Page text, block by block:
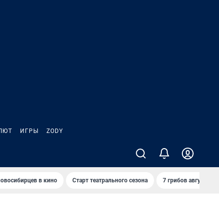
ИГРЫ ZODY
в кино Старт театрального сезона 7 грибов августа